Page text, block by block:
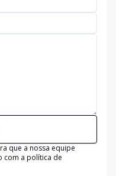
que a nossa equipe
com a política de